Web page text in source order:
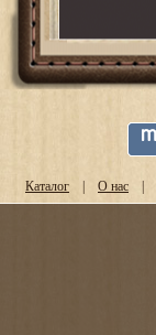
Каталог | О нас |